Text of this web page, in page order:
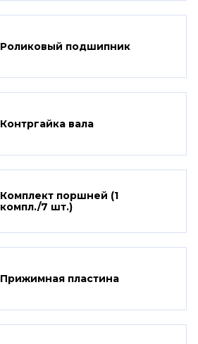
Роликовый подшипник
Контргайка вала
Комплект поршней (1
компл./7 шт.)
Прижимная пластина